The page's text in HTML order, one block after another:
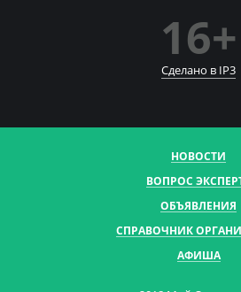
16+
Сделано в IP3
НОВОСТИ
ВОПРОС
ОБЪЯВЛЕНИЯ
СПРАВОЧНИК
АФИША